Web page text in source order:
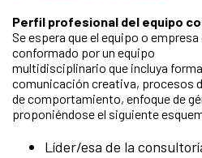
Perfil profesional del equipo
Se espera que el equipo o
conformado por un equipo
multidisciplinario que incluya
comunicación creativa, procesos
de comportamiento, enfoque de
proponiéndose el siguiente
Líder/esa de la